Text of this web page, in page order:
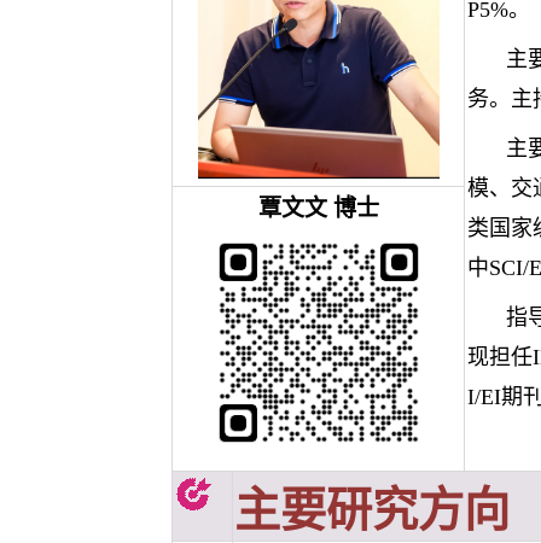
P5%。
主
务。主
主
模、交
类国家
中SCI/
指
现担任
I/EI期
覃文文 博士
主要研究方向